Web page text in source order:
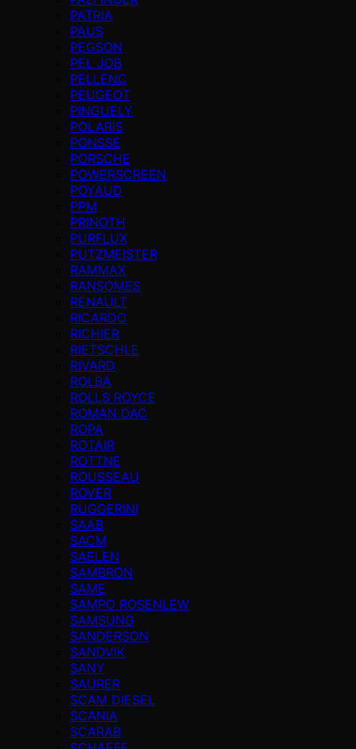
PATRIA
PAUS
PEGSON
PEL JOB
PELLENC
PEUGEOT
PINGUELY
POLARIS
PONSSE
PORSCHE
POWERSCREEN
POYAUD
PPM
PRINOTH
PURFLUX
PUTZMEISTER
RAMMAX
RANSOMES
RENAULT
RICARDO
RICHIER
RIETSCHLE
RIVARD
ROLBA
ROLLS ROYCE
ROMAN DAC
ROPA
ROTAIR
ROTTNE
ROUSSEAU
ROVER
RUGGERINI
SAAB
SACM
SAELEN
SAMBRON
SAME
SAMPO ROSENLEW
SAMSUNG
SANDERSON
SANDVIK
SANY
SAURER
SCAM DIESEL
SCANIA
SCARAB